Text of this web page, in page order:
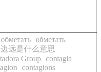
обметать обметать
边远是什么意思
Group contagia
contagions